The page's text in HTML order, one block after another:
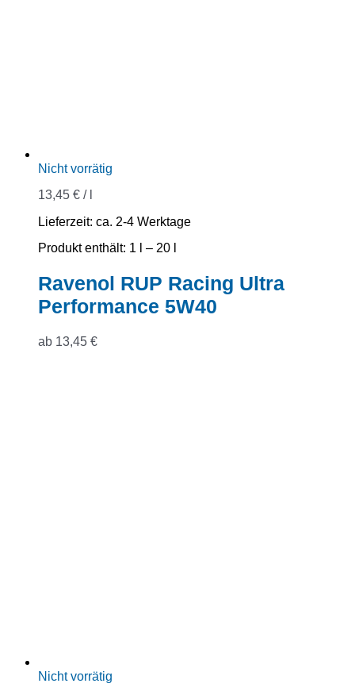
Nicht vorrätig
13,45 € /
Lieferzeit: ca. 2-4 Werktage
Produkt enthält: 1
– 20
Ravenol RUP Racing Ultra
Performance 5W40
ab 13,45 €
Nicht vorrätig